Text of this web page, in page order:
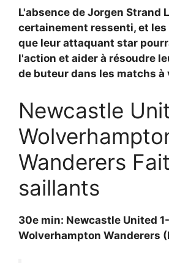
L'absence de Jorgen Strand
certainement ressenti, et les
que leur attaquant star
l'action et aider à résoudre
de buteur dans les matchs à
Newcastle
Wanderers
saillants
30e min: Newcastle United
Wolverhampton Wanderers